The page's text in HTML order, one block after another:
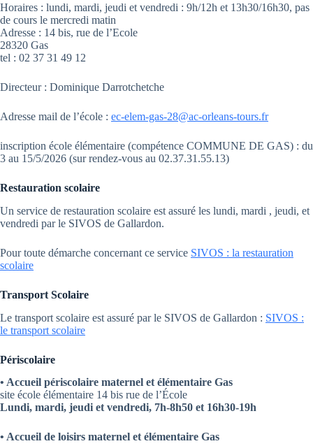
Horaires : lundi, mardi, jeudi et vendredi : 9h/12h et 13h30/16h30, pas
de cours le mercredi matin
Adresse : 14 bis, rue de l’Ecole
28320 Gas
tel : 02 37 31 49 12
Directeur : Dominique Darrotchetche
Adresse mail de l’école : ec-elem-gas-28@ac-orleans-tours.fr
inscription école élémentaire (compétence COMMUNE DE GAS) : du
3 au 15/5/2026 (sur rendez-vous au 02.37.31.55.13)
Restauration scolaire
Un service de restauration scolaire est assuré les lundi, mardi , jeudi, et
vendredi par le SIVOS de Gallardon.
Pour toute démarche concernant ce service SIVOS : la restauration
scolaire
Transport Scolaire
Le transport scolaire est assuré par le SIVOS de Gallardon : SIVOS :
le transport scolaire
Périscolaire
• Accueil périscolaire maternel et élémentaire Gas
site école élémentaire 14 bis rue de l’École
Lundi, mardi, jeudi et vendredi, 7h-8h50 et 16h30-19h
• Accueil de loisirs maternel et élémentaire Gas